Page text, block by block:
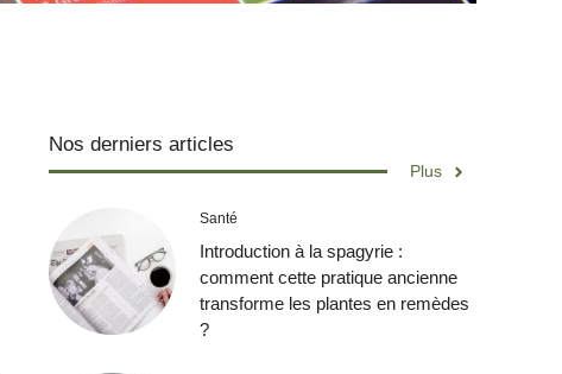
Nos derniers articles
Plus
Santé
Introduction à la spagyrie :
comment cette pratique ancienne
transforme les plantes en remèdes
?